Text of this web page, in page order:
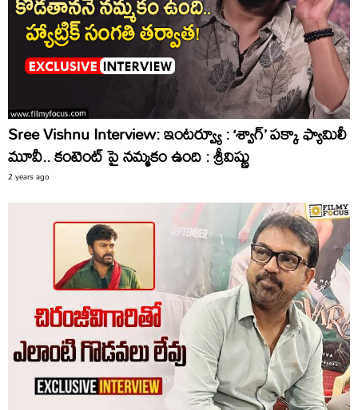
Sree Vishnu Interview: ఇంటర్వ్యూ : ‘శ్వాగ్’ పక్కా ఫ్యామిలీ
మూవీ.. కంటెంట్ పై నమ్మకం ఉంది : శ్రీవిష్ణు
2 years ago